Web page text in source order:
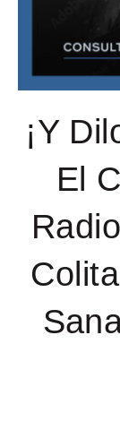
¡Y
El